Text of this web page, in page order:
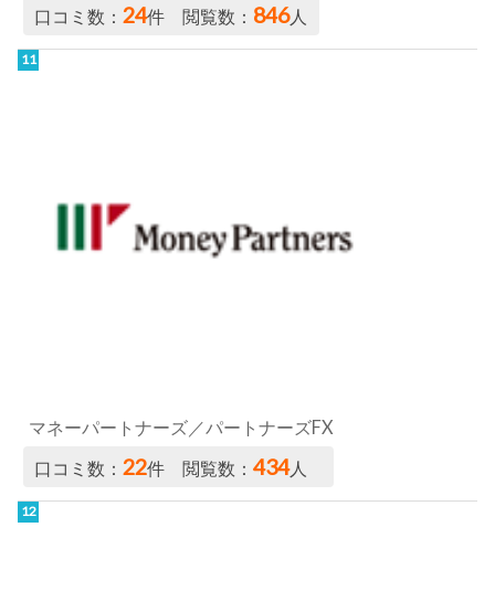
口コミ数：24件 閲覧数： 846人
マネーパートナーズ／パートナーズFX
口コミ数：22件 閲覧数：434人